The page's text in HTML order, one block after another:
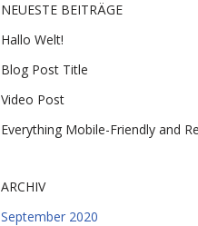
NEUESTE BEITRÄGE
Hallo Welt!
Blog Post Title
Video Post
Everything Mobile-Friendly and
ARCHIV
September 2020